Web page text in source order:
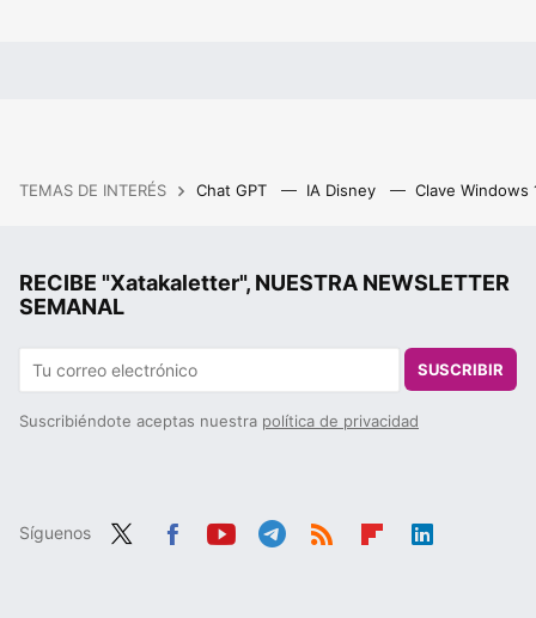
TEMAS DE INTERÉS Chat GPT IA Disney Clave Windows
RECIBE "Xatakaletter", NUESTRA NEWSLETTER
SEMANAL
SUSCRIBIR
Suscribiéndote aceptas nuestra política de privacidad
Síguenos